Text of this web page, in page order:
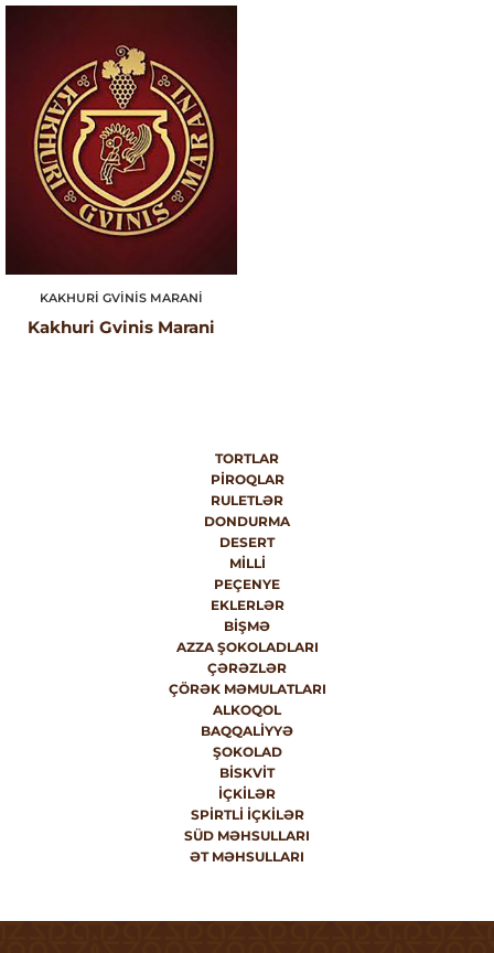
KAKHURI GVINIS MARANI
Kakhuri Gvinis Marani
TORTLAR
PIROQLAR
RULETLƏR
DONDURMA
DESERT
MILLI
PEÇENYE
EKLERLƏR
BIŞMƏ
AZZA ŞOKOLADLARI
ÇƏRƏZLƏR
ÇÖRƏK MƏMULATLARI
ALKOQOL
BAQQALIYYƏ
ŞOKOLAD
BISKVIT
İÇKILƏR
SPIRTLI İÇKILƏR
SÜD MƏHSULLARI
ƏT MƏHSULLARI